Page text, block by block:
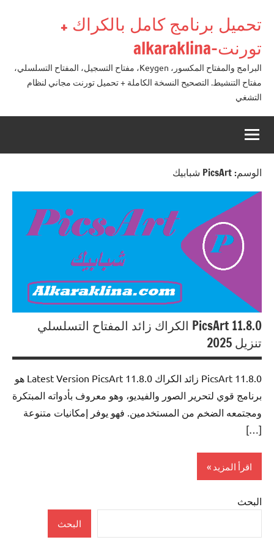
تحميل برنامج كامل بالكراك +
تورنت-alkaraklina
البرامج والمفتاح المكسور، Keygen، مفتاح التسجيل، المفتاح التسلسلي،
مفتاح التنشيط. التصحيح النسخة الكاملة + تحميل تورنت مجاني لنظام
التشغي
الوسم: PicsArt شبابيك
PicsArt 11.8.0 الكراك زائد المفتاح التسلسلي
تنزيل 2025
PicsArt 11.8.0 زائد الكراك Latest Version PicsArt 11.8.0 هو
برنامج قوي لتحرير الصور والفيديو، وهو معروف بأدواته المبتكرة
ومجتمعه الضخم من المستخدمين. فهو يوفر إمكانيات متنوعة
[…]
اقرأ المزيد
Internet
البحث
البحث